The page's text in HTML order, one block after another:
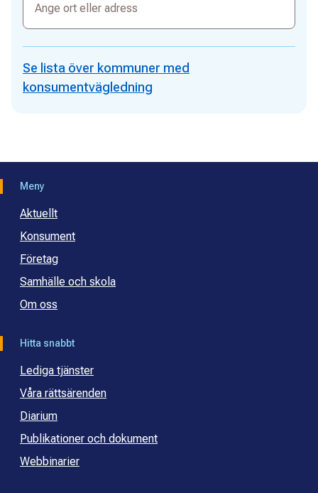
eller
adress
Se lista över kommuner med
konsumentvägledning
Meny
Aktuellt
Konsument
Företag
Samhälle och skola
Om oss
Hitta snabbt
Lediga tjänster
Våra rättsärenden
Diarium
Publikationer och dokument
Webbinarier